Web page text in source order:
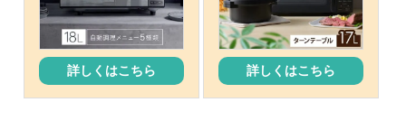
詳しくはこちら 詳しくはこちら